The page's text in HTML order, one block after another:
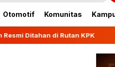
Otomotif Komunitas
Wagub Fatmawati